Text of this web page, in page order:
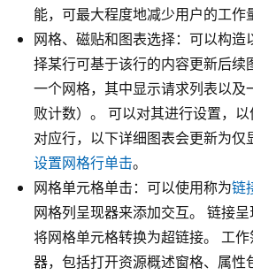
能，可最大程度地减少用户的工作
网格、磁贴和图表选择：可以构造
择某行可基于该行的内容更新后续
一个网格，其中显示请求列表以及
败计数）。 可以对其进行设置，
对应行，以下详细图表会更新为仅
设置网格行单击。
网格单元格单击：可以使用称为链
网格列呈现器来添加交互。 链接
将网格单元格转换为超链接。 工
器，包括打开资源概述窗格、属性